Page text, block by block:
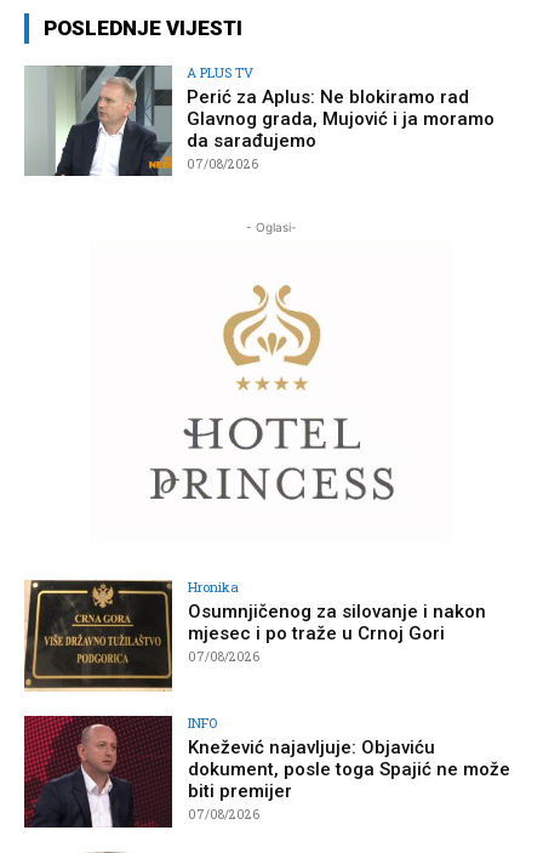
POSLEDNJE VIJESTI
A PLUS TV
Perić za Aplus: Ne blokiramo rad
Glavnog grada, Mujović i ja moramo
da sarađujemo
07/08/2026
- Oglasi-
Hronika
Osumnjičenog za silovanje i nakon
mjesec i po traže u Crnoj Gori
07/08/2026
INFO
Knežević najavljuje: Objaviću
dokument, posle toga Spajić ne može
biti premijer
07/08/2026